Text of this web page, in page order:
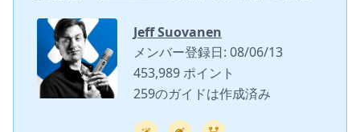
Jeff Suovanen
メンバー登録日: 08/06/13
453,989 ポイント
259のガイドは作成済み